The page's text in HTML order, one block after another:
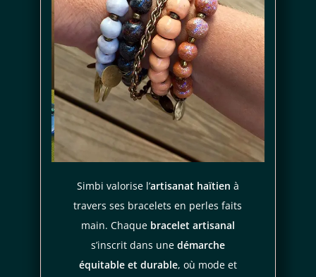
Simbi valorise l’artisanat haïtien à
travers ses bracelets en perles faits
main. Chaque bracelet artisanal
s’inscrit dans une démarche
équitable et durable, où mode et